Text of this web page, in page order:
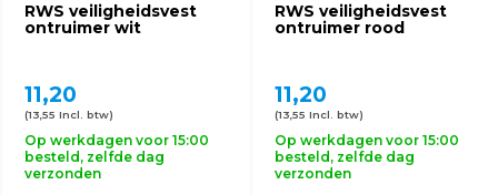
RWS veiligheidsvest
ontruimer wit
11,20
(13,55 Incl. btw)
Op werkdagen voor 15:00
besteld, zelfde dag
verzonden
RWS veiligheidsvest
ontruimer rood
11,20
(13,55 Incl. btw)
Op werkdagen voor 15:00
besteld, zelfde dag
verzonden